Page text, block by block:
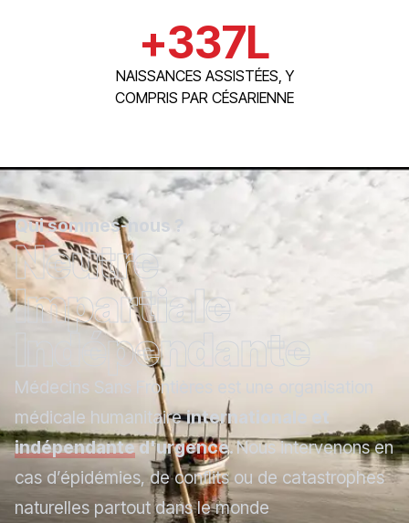
+337L
NAISSANCES ASSISTÉES, Y
COMPRIS PAR CÉSARIENNE
Qui sommes-nous ?
Neutre
Impartiale
Indépendante
Médecins Sans Frontières est une organisation
médicale humanitaireinternationale et
indépendanted'urgence.Nous intervenons en
cas d’épidémies, de conflits ou de catastrophes
naturelles partout dans le monde